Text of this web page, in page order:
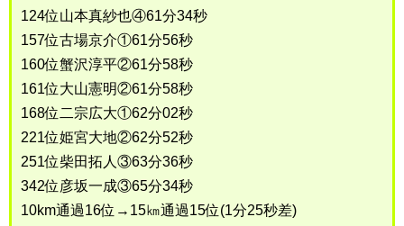
124位山本真紗也④61分34秒
157位古場京介①61分56秒
160位蟹沢淳平②61分58秒
161位大山憲明②61分58秒
168位二宗広大①62分02秒
221位姫宮大地②62分52秒
251位柴田拓人③63分36秒
342位彦坂一成③65分34秒
10km通過16位→15㎞通過15位(1分25秒差)